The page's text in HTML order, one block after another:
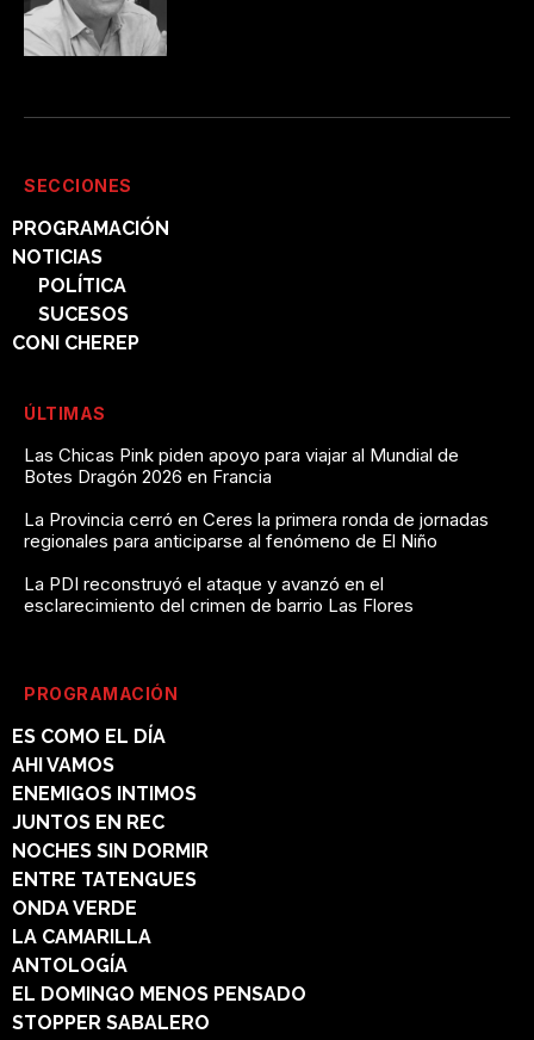
SECCIONES
PROGRAMACIÓN
NOTICIAS
POLÍTICA
SUCESOS
CONI CHEREP
ÚLTIMAS
Las Chicas Pink piden apoyo para viajar al Mundial de
Botes Dragón 2026 en Francia
La Provincia cerró en Ceres la primera ronda de jornadas
regionales para anticiparse al fenómeno de El Niño
La PDI reconstruyó el ataque y avanzó en el
esclarecimiento del crimen de barrio Las Flores
PROGRAMACIÓN
ES COMO EL DÍA
AHI VAMOS
ENEMIGOS INTIMOS
JUNTOS EN REC
NOCHES SIN DORMIR
ENTRE TATENGUES
ONDA VERDE
LA CAMARILLA
ANTOLOGÍA
EL DOMINGO MENOS PENSADO
STOPPER SABALERO